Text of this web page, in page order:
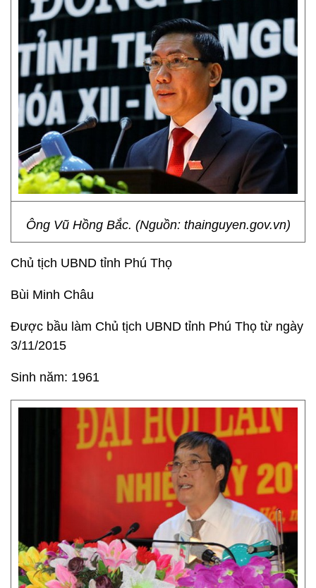
Ông Vũ Hồng Bắc. (Nguồn: thainguyen.gov.vn)
Chủ tịch UBND tỉnh Phú Thọ
Bùi Minh Châu
Được bầu làm Chủ tịch UBND tỉnh Phú Thọ từ ngày
3/11/2015
Sinh năm: 1961